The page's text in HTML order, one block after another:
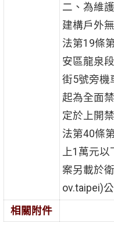
二、為維
建構戶外
法第19條
安區龍泉
街5號旁機
起為全面
定於上開
法第40條
上1萬元以
案另載於
ov.taipei)
相關附件